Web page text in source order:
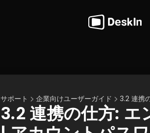
サポート 企業向けユーザーガイド 3.2 連携
3.2 連携の仕方: エ